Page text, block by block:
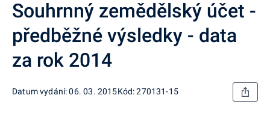
Souhrnný zemědělský účet -
předběžné výsledky - data
za rok 2014
Datum vydání: 06. 03. 2015Kód: 270131-15